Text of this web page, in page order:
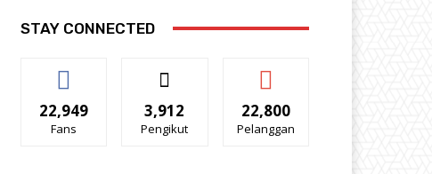
STAY CONNECTED
22,949
Fans
3,912
Pengikut
22,800
Pelanggan